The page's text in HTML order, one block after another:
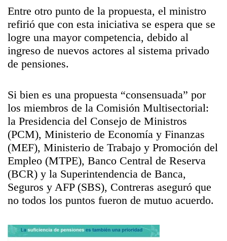
Entre otro punto de la propuesta, el ministro
refirió que con esta iniciativa se espera que se
logre una mayor competencia, debido al
ingreso de nuevos actores al sistema privado
de pensiones.
Si bien es una propuesta “consensuada” por
los miembros de la Comisión Multisectorial:
la Presidencia del Consejo de Ministros
(PCM), Ministerio de Economía y Finanzas
(MEF), Ministerio de Trabajo y Promoción del
Empleo (MTPE), Banco Central de Reserva
(BCR) y la Superintendencia de Banca,
Seguros y AFP (SBS), Contreras aseguró que
no todos los puntos fueron de mutuo acuerdo.